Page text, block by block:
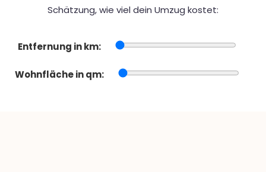
Schätzung, wie viel dein Umzug kostet:
Entfernung in km:
Wohnfläche in qm: